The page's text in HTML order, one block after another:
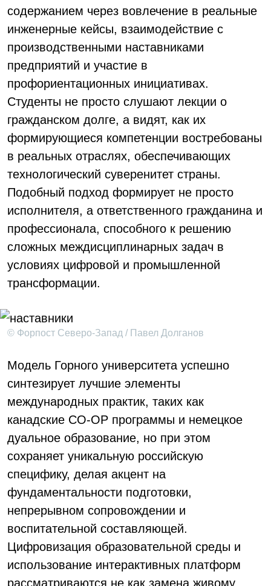
содержанием через вовлечение в реальные
инженерные кейсы, взаимодействие с
производственными наставниками
предприятий и участие в
профориентационных инициативах.
Студенты не просто слушают лекции о
гражданском долге, а видят, как их
формирующиеся компетенции востребованы
в реальных отраслях, обеспечивающих
технологический суверенитет страны.
Подобный подход формирует не просто
исполнителя, а ответственного гражданина и
профессионала, способного к решению
сложных междисциплинарных задач в
условиях цифровой и промышленной
трансформации.
© Форпост Северо-Запад / Павел Долганов
Модель Горного университета успешно
синтезирует лучшие элементы
международных практик, таких как
канадские CO-OP программы и немецкое
дуальное образование, но при этом
сохраняет уникальную российскую
специфику, делая акцент на
фундаментальности подготовки,
непрерывном сопровождении и
воспитательной составляющей.
Цифровизация образовательной среды и
использование интерактивных платформ
рассматриваются не как замена живому